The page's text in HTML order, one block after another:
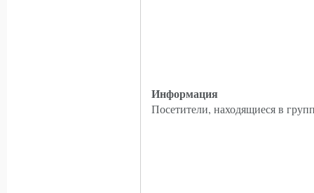
Информация
Посетители, находящиеся в